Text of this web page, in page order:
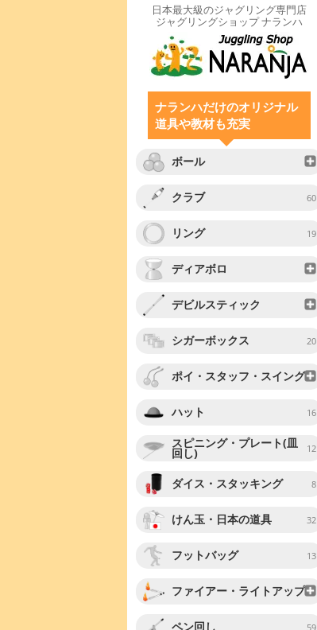
日本最大級のジャグリング専門店
ジャグリングショップ ナランハ
ナランハだけのオリジナル
道具や教材も充実
ボール
クラブ 60
リング 19
ディアボロ
デビルスティック
シガーボックス 20
ポイ・スタッフ・スイング
ハット 16
スピニング・プレート(皿
回し) 12
ダイス・スタッキング 8
けん玉・日本の道具 32
フットバッグ 13
ファイアー・ライトアップ
ペン回し 59